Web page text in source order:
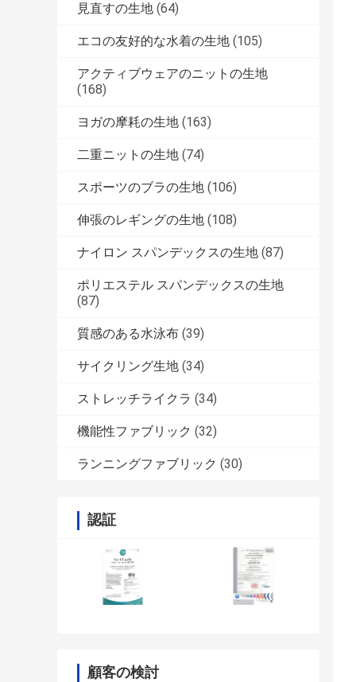
見直すの生地 (64)
エコの友好的な水着の生地 (105)
アクティブウェアのニットの生地
(168)
ヨガの摩耗の生地 (163)
二重ニットの生地 (74)
スポーツのブラの生地 (106)
伸張のレギングの生地 (108)
ナイロン スパンデックスの生地 (87)
ポリエステル スパンデックスの生地
(87)
質感のある水泳布 (39)
サイクリング生地 (34)
ストレッチライクラ (34)
機能性ファブリック (32)
ランニングファブリック (30)
認証
顧客の検討